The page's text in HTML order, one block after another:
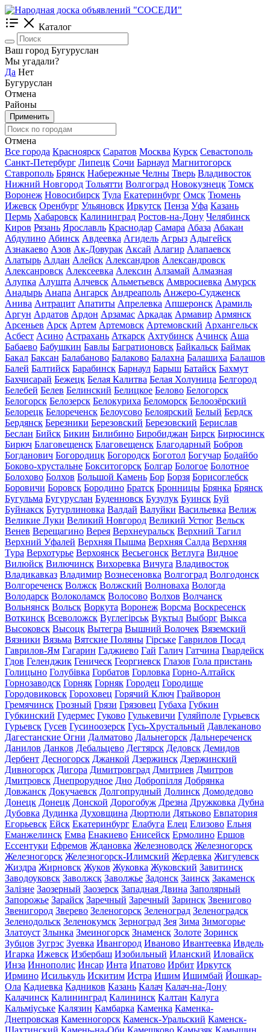
Каталог
Ваш город Бугуруслан
Мы угадали?
Да Нет
Бугуруслан
Отмена
Районы
Применить
Отмена
Все города Красноярск Саратов Москва Курск Севастополь
Санкт-Петербург Липецк Сочи Барнаул Магнитогорск
Ставрополь Брянск Набережные Челны Тверь Владивосток
Нижний Новгород Тольятти Волгоград Новокузнецк Томск
Воронеж Новосибирск Тула Екатеринбург Омск Тюмень
Ижевск Оренбург Ульяновск Иркутск Пенза Уфа Казань
Пермь Хабаровск Калининград Ростов-на-Дону Челябинск
Киров Рязань Ярославль Краснодар Самара Абаза Абакан
Абдулино Абинск Авдеевка Агидель Агрыз Адыгейск
Азнакаево Азов Ак-Довурак Аксай Алагир Алапаевск
Алатырь Алдан Алейск Александров Александровск
Алексанровск Алексеевка Алексин Алзамай Алмазная
Алупка Алушта Алчевск Альметьевск Амвросиевка Амурск
Анадырь Анапа Ангарск Андреаполь Анжеро-Судженск
Анива Антрацит Апатиты Апрелевка Апшеронск Арамиль
Аргун Ардатов Ардон Арзамас Аркадак Армавир Армянск
Арсеньев Арск Артем Артемовск Артемовский Архангельск
Асбест Асино Астрахань Аткарск Ахтубинск Ачинск Аша
Бабаево Бабушкин Бавлы Багратионовск Байкальск Баймак
Бакал Баксан Балабаново Балаково Балахна Балашиха Балашов
Балей Балтийск Барабинск Барнаул Барыш Батайск Бахмут
Бахчисарай Бежецк Белая Калитва Белая Холуница Белгород
Белебей Белев Белинский Белицкое Белово Белогорск
Белогорск Белозерск Белокуриха Беломорск Белоозёрский
Белорецк Белореченск Белоусово Белоярский Белый Бердск
Бердянск Березники Березовский Березовский Берислав
Беслан Бийск Бикин Билибино Биробиджан Бирск Бирюсинск
Бирюч Благовещенск Благовещенск Благодарный Бобров
Богданович Богородицк Богородск Боготол Богучар Бодайбо
Боково-хрустальне Бокситогорск Болгар Бологое Болотное
Болохово Болхов Большой Камень Бор Борзя Борисоглебск
Боровичи Боровск Бородино Братск Бронницы Брянка Брянск
Бугульма Бугуруслан Буденновск Бузулук Буинск Буй
Буйнакск Бутурлиновка Валдай Валуйки Васильевка Велиж
Великие Луки Великий Новгород Великий Устюг Вельск
Венев Верещагино Верея Верхнеуральск Верхний Тагил
Верхний Уфалей Верхняя Пышма Верхняя Салда Верхняя
Тура Верхотурье Верхоянск Весьегонск Ветлуга Видное
Вилюйск Вилючинск Вихоревка Вичуга Владивосток
Владикавказ Владимир Вознесеновка Волгоград Волгодонск
Волгореченск Волжск Волжский Волноваха Вологда
Володарск Волоколамск Волосово Волхов Волчанск
Вольнянск Вольск Воркута Воронеж Ворсма Воскресенск
Воткинск Всеволожск Вуглегірськ Вуктыл Выборг Выкса
Высоковск Высоцк Вытегра Вышний Волочек Вяземский
Вязники Вязьма Вятские Поляны Гірське Гаврилов Посад
Гаврилов-Ям Гагарин Гаджиево Гай Галич Гатчина Гвардейск
Гдов Геленджик Геническ Георгиевск Глазов Гола пристань
Голицыно Голубівка Горбатов Горловка Горно-Алтайск
Горнозаводск Горняк Горняк Городец Городище
Городовиковск Гороховец Горячий Ключ Грайворон
Гремячинск Грозный Грязи Грязовец Губаха Губкин
Губкинский Гудермес Гуково Гулькевичи Гуляйполе Гурьевск
Гурьевск Гусев Гусиноозерск Гусь-Хрустальный Давлеканово
Дагестанские Огни Далматово Дальнегорск Дальнереченск
Данилов Данков Дебальцево Дегтярск Дедовск Демидов
Дербент Десногорск Джанкой Дзержинск Дзержинский
Дивногорск Дигора Димитровград Дмитриев Дмитров
Дмитровск Днепрорудное Дно Добропілля Добрянка
Довжанск Докучаевск Долгопрудный Долинск Домодедово
Донецк Донецк Донской Дорогобуж Дрезна Дружковка Дубна
Дубовка Дудинка Духовщина Дюртюли Дятьково Евпатория
Егорьевск Ейск Екатеринбург Елабуга Елец Елизово Ельня
Еманжелинск Емва Енакиево Енисейск Ермолино Ершов
Ессентуки Ефремов Ждановка Железноводск Железногорск
Железногорск Железногорск-Илимский Жердевка Жигулевск
Жиздра Жирновск Жуков Жуковка Жуковский Завитинск
Заводоуковск Заволжск Заволжье Задонск Заинск Закаменск
Залізне Заозерный Заозерск Западная Двина Заполярный
Запорожье Зарайск Заречный Заречный Заринск Звенигово
Звенигород Зверево Зеленогорск Зеленоград Зеленоградск
Зеленодольск Зеленокумск Зерноград Зея Зима Зимогорье
Златоуст Злынка Змеиногорск Знаменск Золоте Зоринск
Зубцов Зугрэс Зуевка Ивангород Иваново Ивантеевка Ивдель
Игарка Ижевск Избербаш Изобильный Иланский Иловайск
Инза Иннополис Инсар Инта Ипатово Ирбит Иркутск
Ирмино Исилькуль Искитим Истра Ишим Ишимбай Йошкар-
Ола Кадиевка Кадников Казань Калач Калач-на-Дону
Калачинск Калининград Калининск Калтан Калуга
Кальміуське Калязин Камбарка Каменка Каменка-
Днепровская Каменногорск Каменск-Уральский Каменск-
Шахтинский Камень-на-Оби Камешково Камызяк Камышин